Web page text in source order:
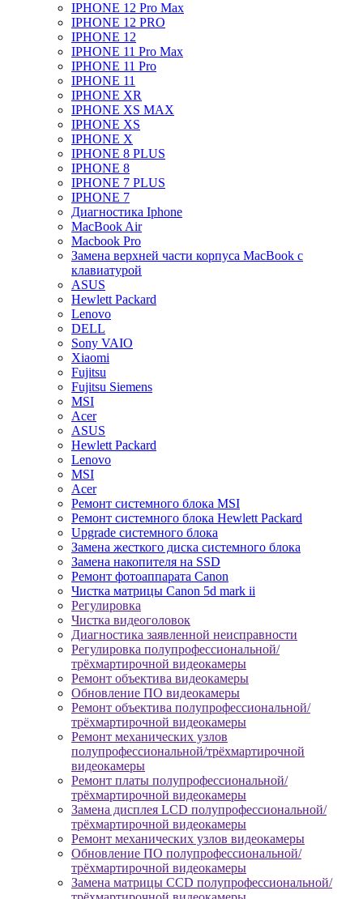
IPHONE 12 Pro Max
IPHONE 12 PRO
IPHONE 12
IPHONE 11 Pro Max
IPHONE 11 Pro
IPHONE 11
IPHONE XR
IPHONE XS MAX
IPHONE XS
IPHONE X
IPHONE 8 PLUS
IPHONE 8
IPHONE 7 PLUS
IPHONE 7
Диагностика Iphone
MacBook Air
Macbook Pro
Замена верхней части корпуса MacBook с
клавиатурой
ASUS
Hewlett Packard
Lenovo
DELL
Sony VAIO
Xiaomi
Fujitsu
Fujitsu Siemens
MSI
Acer
ASUS
Hewlett Packard
Lenovo
MSI
Acer
Ремонт системного блока MSI
Ремонт системного блока Hewlett Packard
Upgrade системного блока
Замена жесткого диска системного блока
Замена накопителя на SSD
Ремонт фотоаппарата Canon
Чистка матрицы Canon 5d mark ii
Регулировка
Чистка видеоголовок
Диагностика заявленной неисправности
Регулировка полупрофессиональной/
трёхмартирочной видеокамеры
Ремонт объектива видеокамеры
Обновление ПО видеокамеры
Ремонт объектива полупрофессиональной/
трёхмартирочной видеокамеры
Ремонт механических узлов
полупрофессиональной/трёхмартирочной
видеокамеры
Ремонт платы полупрофессиональной/
трёхмартирочной видеокамеры
Замена дисплея LCD полупрофессиональной/
трёхмартирочной видеокамеры
Ремонт механических узлов видеокамеры
Обновление ПО полупрофессиональной/
трёхмартирочной видеокамеры
Замена матрицы CCD полупрофессиональной/